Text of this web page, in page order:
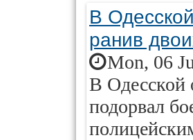
В
ранив
Mon, 06
В Одесской
подорвал